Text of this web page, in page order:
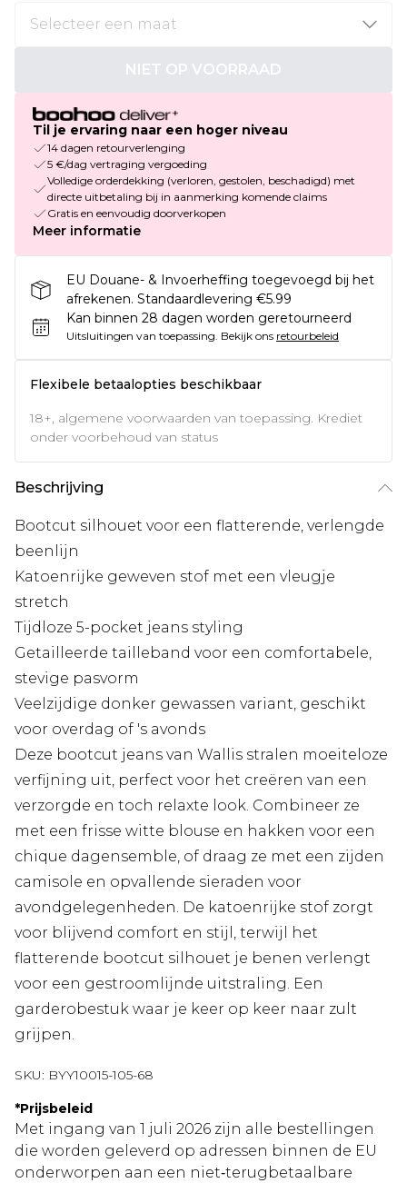
NIET OP VOORRAAD
Til je ervaring naar een hoger niveau
14 dagen retourverlenging
5 €/dag vertraging vergoeding
Volledige orderdekking (verloren, gestolen, beschadigd) met
directe uitbetaling bij in aanmerking komende claims
Gratis en eenvoudig doorverkopen
Meer informatie
EU Douane- & Invoerheffing toegevoegd bij het
afrekenen. Standaardlevering €5.99
Kan binnen 28 dagen worden geretourneerd
Uitsluitingen van toepassing. Bekijk ons retourbeleid
Flexibele betaalopties beschikbaar
18+, algemene voorwaarden van toepassing. Krediet
onder voorbehoud van status
Beschrijving
Bootcut silhouet voor een flatterende, verlengde
beenlijn
Katoenrijke geweven stof met een vleugje
stretch
Tijdloze 5-pocket jeans styling
Getailleerde tailleband voor een comfortabele,
stevige pasvorm
Veelzijdige donker gewassen variant, geschikt
voor overdag of 's avonds
Deze bootcut jeans van Wallis stralen moeiteloze
verfijning uit, perfect voor het creëren van een
verzorgde en toch relaxte look. Combineer ze
met een frisse witte blouse en hakken voor een
chique dagensemble, of draag ze met een zijden
camisole en opvallende sieraden voor
avondgelegenheden. De katoenrijke stof zorgt
voor blijvend comfort en stijl, terwijl het
flatterende bootcut silhouet je benen verlengt
voor een gestroomlijnde uitstraling. Een
garderobestuk waar je keer op keer naar zult
grijpen.
SKU: BYY10015-105-68
*Prijsbeleid
Met ingang van 1 juli 2026 zijn alle bestellingen
die worden geleverd op adressen binnen de EU
onderworpen aan een niet‑terugbetaalbare